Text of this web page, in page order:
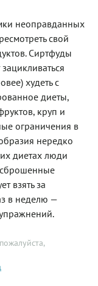
неоправданных
свой
Сиртфуды
худеть с
диеты,
круп и
ограничения в
нередко
диетах люди
взять за
в неделю —